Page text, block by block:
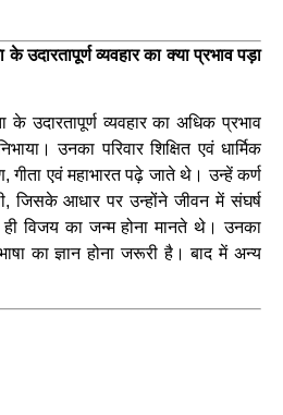
उदारतापूर्ण व्यवहार का क्या प्रभाव पड़ा
उदारतापूर्ण व्यवहार का अधिक प्रभाव
उनका परिवार शिक्षित एवं धार्मिक
गीता एवं महाभारत पढ़े जाते थे। उन्हें कर्ण
जिसके आधार पर उन्होंने जीवन में संघर्ष
विजय का जन्म होना मानते थे। उनका
का ज्ञान होना जरूरी है। बाद में अन्य